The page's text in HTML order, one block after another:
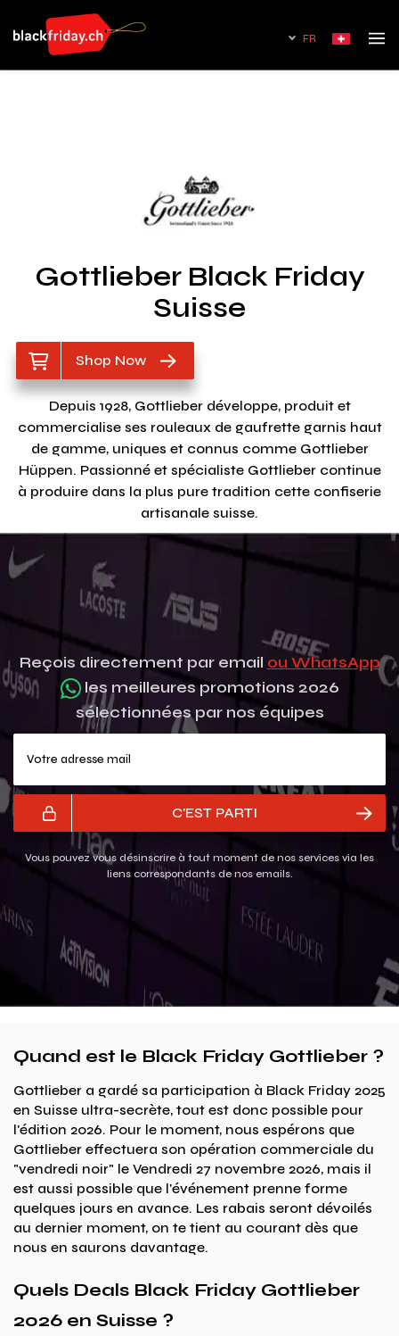
FR
Gottlieber Black Friday
Suisse
Shop Now
Depuis 1928, Gottlieber développe, produit et
commercialise ses rouleaux de gaufrette garnis haut
de gamme, uniques et connus comme Gottlieber
Hüppen. Passionné et spécialiste Gottlieber continue
à produire dans la plus pure tradition cette confiserie
artisanale suisse.
Reçois directement par email ou WhatsApp
les meilleures promotions 2026
sélectionnées par nos équipes
C'EST PARTI
Vous pouvez vous désinscrire à tout moment de nos services via les
liens correspondants de nos emails.
Quand est le Black Friday Gottlieber ?
Gottlieber a gardé sa participation à Black Friday 2025
en Suisse ultra-secrète, tout est donc possible pour
l'édition 2026. Pour le moment, nous espérons que
Gottlieber effectuera son opération commerciale du
"vendredi noir" le Vendredi 27 novembre 2026, mais il
est aussi possible que l'événement prenne forme
quelques jours en avance. Les rabais seront dévoilés
au dernier moment, on te tient au courant dès que
nous en saurons davantage.
Quels Deals Black Friday Gottlieber
2026 en Suisse ?